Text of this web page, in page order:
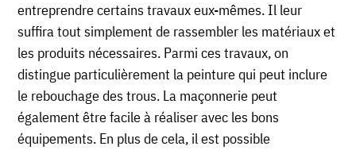
entreprendre certains travaux eux-mêmes. Il leur
suffira tout simplement de rassembler les matériaux et
les produits nécessaires. Parmi ces travaux, on
distingue particulièrement la peinture qui peut inclure
le rebouchage des trous. La maçonnerie peut
également être facile à réaliser avec les bons
équipements. En plus de cela, il est possible